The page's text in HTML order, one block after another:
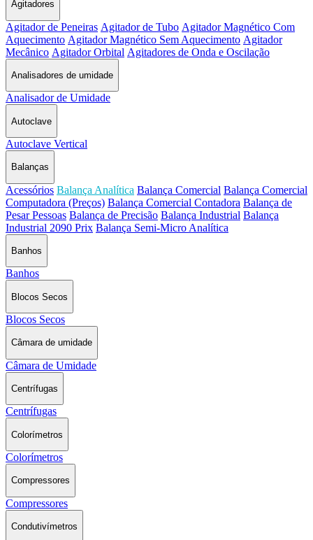
Agitadores
Agitador de Peneiras Agitador de Tubo Agitador Magnético Com
Aquecimento Agitador Magnético Sem Aquecimento Agitador
Mecânico Agitador Orbital Agitadores de Onda e Oscilação
Analisadores de umidade
Analisador de Umidade
Autoclave
Autoclave Vertical
Balanças
Acessórios Balança Analítica Balança Comercial Balança Comercial
Computadora (Preços) Balança Comercial Contadora Balança de
Pesar Pessoas Balança de Precisão Balança Industrial Balança
Industrial 2090 Prix Balança Semi-Micro Analítica
Banhos
Banhos
Blocos Secos
Blocos Secos
Câmara de umidade
Câmara de Umidade
Centrífugas
Centrífugas
Colorímetros
Colorímetros
Compressores
Compressores
Condutivímetros